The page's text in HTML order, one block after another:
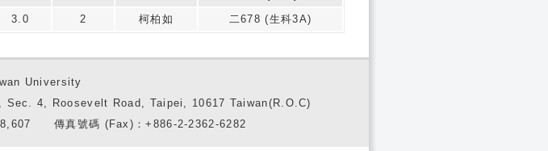
3.0 2 柯柏如 二678 (生科3A)
University
Sec. 4, Roosevelt Road, Taipei, 10617 Taiwan(R.O.C)
傳真號碼 (Fax)：+886-2-2362-6282